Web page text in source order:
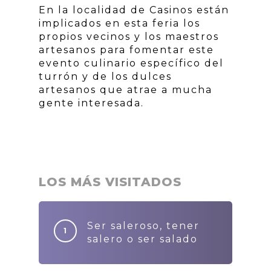
En la localidad de Casinos están
implicados en esta feria los
propios vecinos y los maestros
artesanos para fomentar este
evento culinario específico del
turrón y de los dulces
artesanos que atrae a mucha
gente interesada.
LOS MÁS VISITADOS
Ser saleroso, tener
salero o ser salado